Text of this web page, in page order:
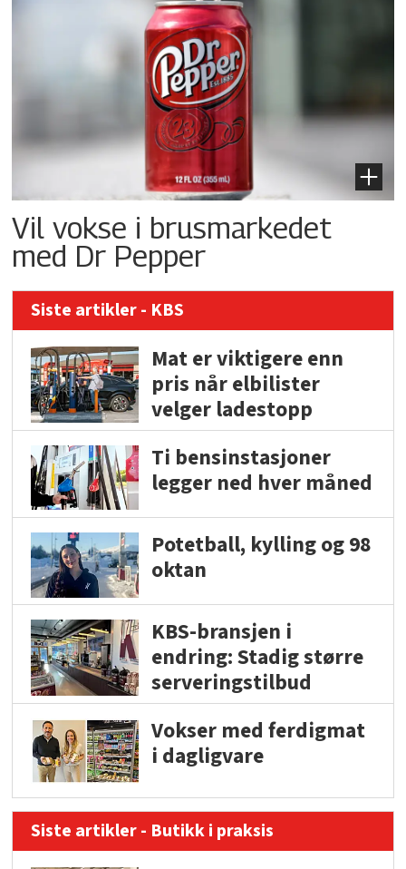
Vil vokse i brusmarkedet
med Dr Pepper
Siste artikler - KBS
Mat er viktigere enn
pris når elbilister
velger ladestopp
Ti bensinstasjoner
legger ned hver måned
Potetball, kylling og 98
oktan
KBS-bransjen i
endring: Stadig større
serveringstilbud
Vokser med ferdigmat
i dagligvare
Siste artikler - Butikk i praksis